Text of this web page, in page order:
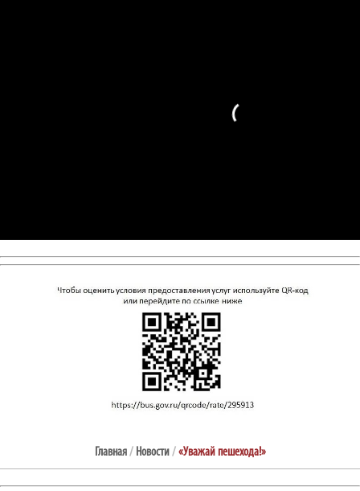
Главная / Новости / «Уважай пешехода!»